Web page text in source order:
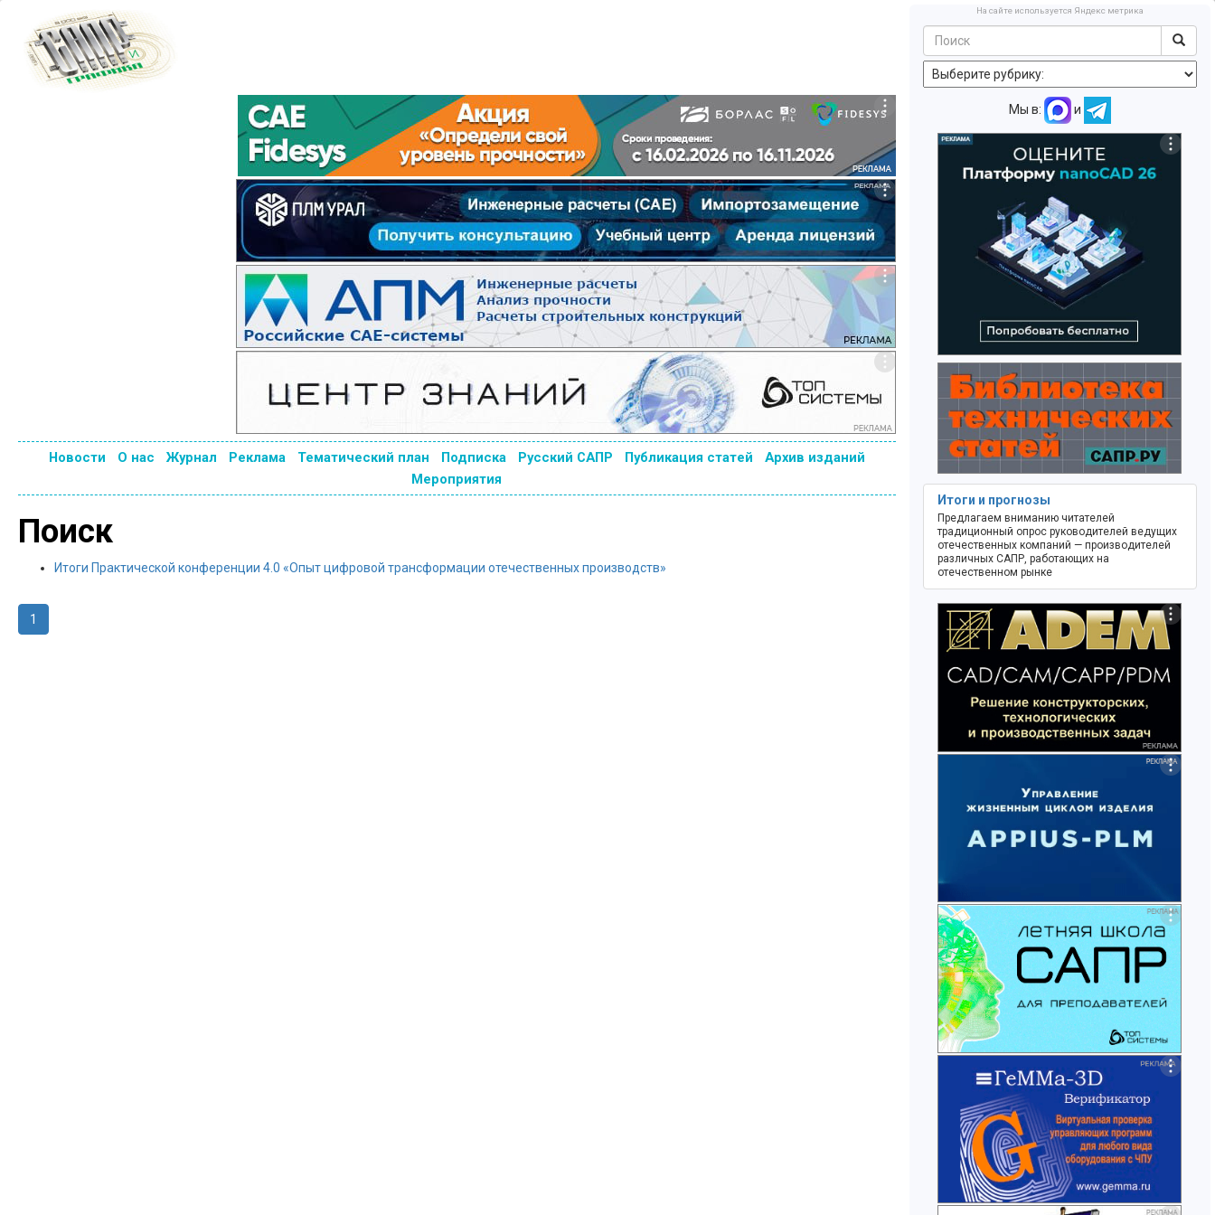
Новости О нас Журнал Реклама Тематический план Подписка Русский САПР Публикация статей
Архив изданий
Мероприятия
Поиск
Итоги Практической конференции 4.0 «Опыт цифровой трансформации отечественных производств»
1
На сайте используется Яндекс метрика
Мы в: и
Итоги и прогнозы
Предлагаем вниманию читателей
традиционный опрос руководителей ведущих
отечественных компаний — производителей
различных САПР, работающих на
отечественном рынке